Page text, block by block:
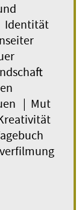
Identität
| Mut